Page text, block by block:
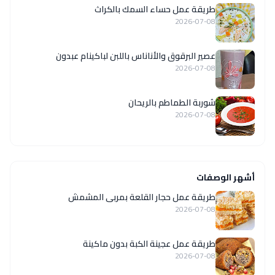
طريقة عمل حساء السمك بالكراث
2026-07-08
عصير البرقوق والأناناس باللبن لباكينام عبدون
2026-07-08
شوربة الطماطم بالريحان
2026-07-08
أشهر الوصفات
طريقة عمل حجار القلعة بمربى المشمش
2026-07-08
طريقة عمل عجينة الكبة بدون ماكينة
2026-07-08